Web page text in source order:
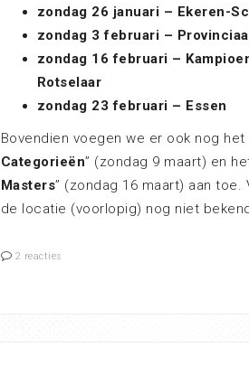
zondag 26 januari – Ekeren-
zondag 3 februari –
zondag 16 februari –
Rotselaar
zondag 23 februari – Essen
Bovendien voegen we er ook nog het
Categorieën” (zondag 9 maart) en
Masters” (zondag 16 maart) aan
de locatie (voorlopig) nog niet
2 reacties